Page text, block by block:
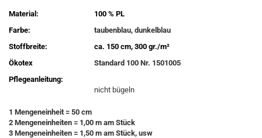
Material:
100 % PL
Farbe:
taubenblau, dunkelblau
Stoffbreite:
ca. 150 cm, 300 gr./m²
Ökotex
Standard 100 Nr. 1501005
Pflegeanleitung:
nicht bügeln
1 Mengeneinheit = 50 cm
2 Mengeneinheiten = 1,00 m am Stück
3 Mengeneinheiten = 1,50 m am Stück, usw